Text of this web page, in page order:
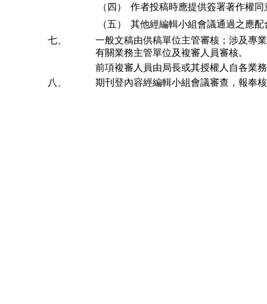
（四）
作者投稿時應提供簽署著作權同
（五）
其他經編輯小組會議通過之應配
七、
一般文稿由供稿單位主管審核；涉及專
有關業務主管單位及複審人員審核。
前項複審人員由局長或其授權人自各業
八、
期刊登內容經編輯小組會議審查，報奉